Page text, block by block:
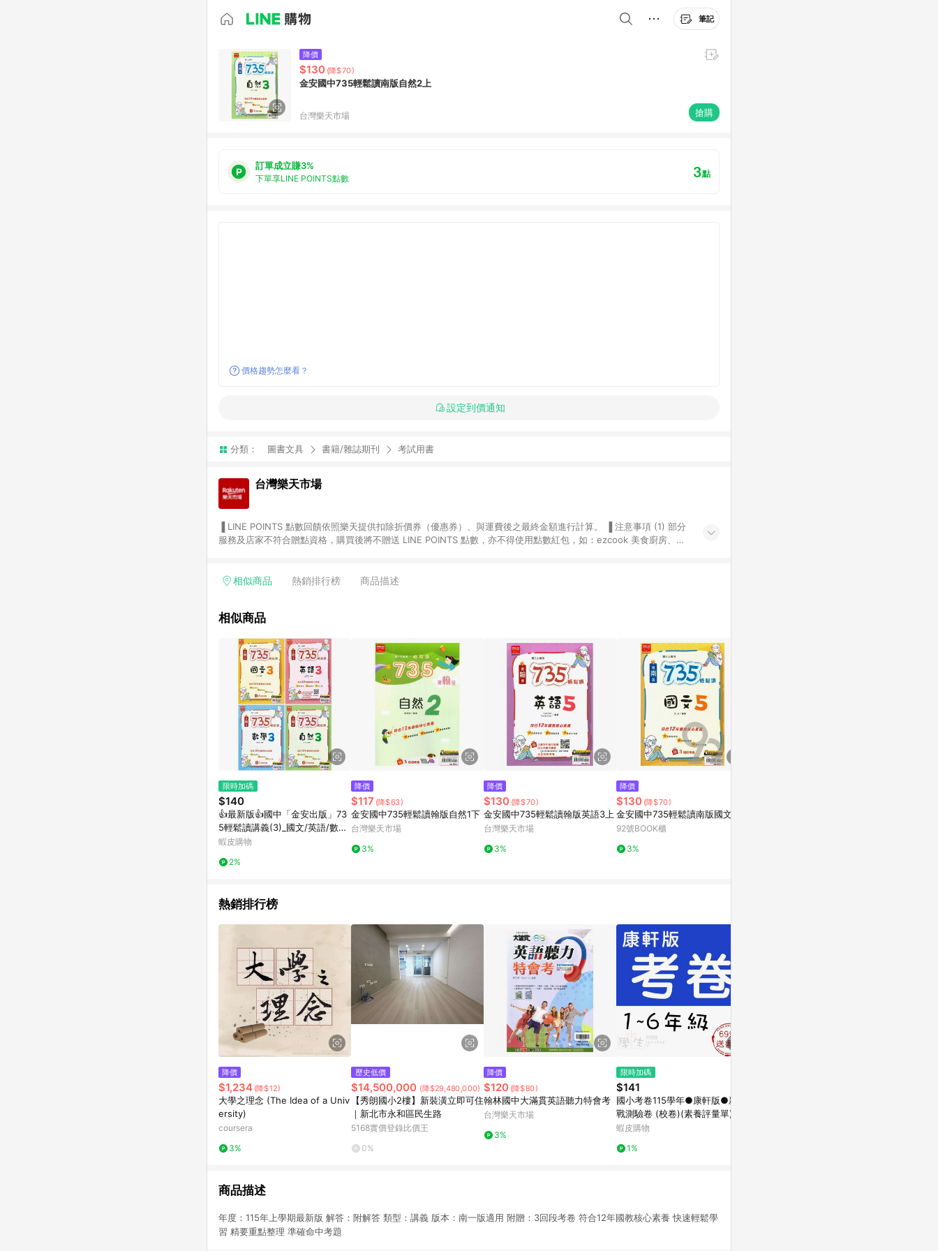
筆記
降價
$130 (降$70)
金安國中735輕鬆讀南版自然2上
台灣樂天市場 搶購
訂單成立賺3%
下單享LINE POINTS點數 3點
價格趨勢怎麼看？
設定到價通知
分類： 圖書文具 書籍/雜誌期刊 考試用書
台灣樂天市場
服務及店家不符合贈點資格，購買後將不贈送 LINE POINTS 點數，亦不得使用點數紅包，如：ezcook 美食廚房、樂
享有 LINE POINTS 回饋。 (3) 若購買之訂單（包含預購商品）未符合樂天市場 45 天內完成訂單出貨及結帳，則不符
會有時間差，如顯示之商品規格、顏色、價位、贈品與台灣樂天市場銷售網頁不符，以銷售網頁標示為準。 (6) 導購訂
點數回饋或點數回饋有爭議，台灣樂天市場保有更改條款與法律追訴之權利，活動詳情以樂天市場網站公告為準。
相似商品 熱銷排行榜 商品描述
相似商品
限時加碼
$140
👍最新版👍國中「金安出版」73
5輕鬆讀講義(3)_國文/英語/數學/
自然_8年級(115上)_適用翰林/康
蝦皮購物
2%
降價
$117 (降$63)
金安國中735輕鬆讀翰版自然1下
台灣樂天市場
3%
降價
$130 (降$70)
金安國中735輕鬆讀翰版英語3上
台灣樂天市場
3%
降價
$130 (降$70)
金安國中735輕鬆讀南版國文3上
92號BOOK櫃
3%
熱銷排行榜
降價
$1,234 (降$12)
大學之理念 (The Idea of a Univ
ersity)
coursera
3%
歷史低價
$14,500,000 (降$29,480,000)
【秀朗國小2樓】新裝潢立即可住
｜新北市永和區民生路
5168實價登錄比價王
0%
降價
$120 (降$80)
翰林國中大滿貫英語聽力特會考
台灣樂天市場
3%
限時加碼
$141
國小考卷115學年●康軒版●新挑
戰測驗卷 (校卷)(素養評量單)(小
學生福利社)K
蝦皮購物
1%
商品描述
年度：115年上學期最新版 解答：附解答 類型：講義 版本：南一版適用 附贈：3回段考卷 符合12年國教核心素養 快速輕鬆學
習 精要重點整理 準確命中考題